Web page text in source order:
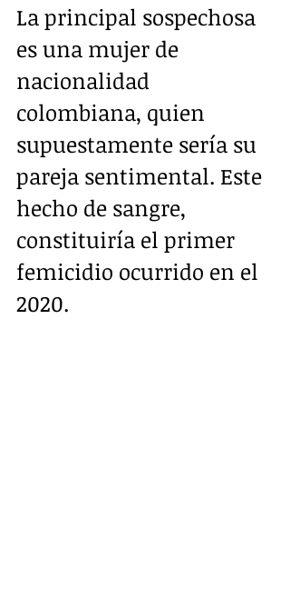
La principal sospechosa
es una mujer de
nacionalidad
colombiana, quien
supuestamente sería su
pareja sentimental. Este
hecho de sangre,
constituiría el primer
femicidio ocurrido en el
2020.